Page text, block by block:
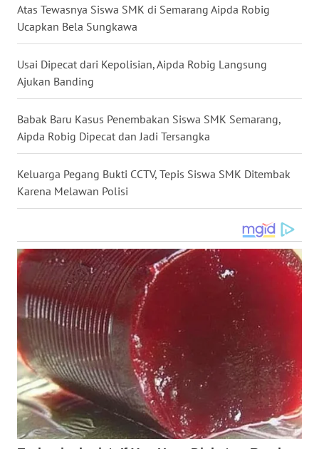
Atas Tewasnya Siswa SMK di Semarang Aipda Robig
Ucapkan Bela Sungkawa
Usai Dipecat dari Kepolisian, Aipda Robig Langsung
Ajukan Banding
Babak Baru Kasus Penembakan Siswa SMK Semarang,
Aipda Robig Dipecat dan Jadi Tersangka
Keluarga Pegang Bukti CCTV, Tepis Siswa SMK Ditembak
Karena Melawan Polisi
WN
NUSANTARA
WN
JOGJA
WN
JATIM
WN
BALI
KALBAR
WN
KALTENG
WN
KALTARA
WN
KALSEL
WN